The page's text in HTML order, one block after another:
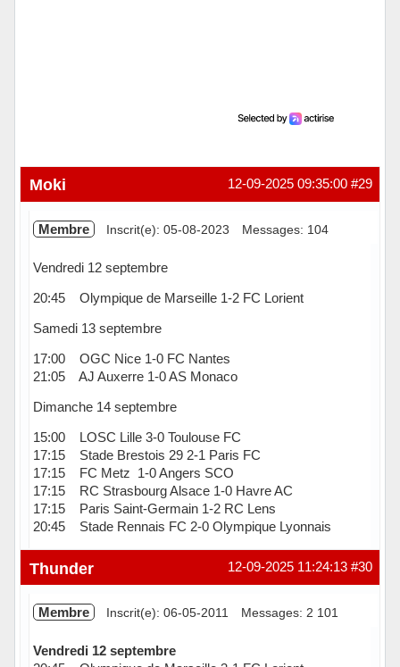
#29
12-09-2025 09:35:00
Moki
Membre Inscrit(e): 05-08-2023 Messages: 104
Vendredi 12 septembre
20:45 Olympique de Marseille 1-2 FC Lorient
Samedi 13 septembre
17:00 OGC Nice 1-0 FC Nantes
21:05 AJ Auxerre 1-0 AS Monaco
Dimanche 14 septembre
15:00 LOSC Lille 3-0 Toulouse FC
17:15 Stade Brestois 29 2-1 Paris FC
17:15 FC Metz 1-0 Angers SCO
17:15 RC Strasbourg Alsace 1-0 Havre AC
17:15 Paris Saint-Germain 1-2 RC Lens
20:45 Stade Rennais FC 2-0 Olympique Lyonnais
Hors ligne #30
12-09-2025 11:24:13
Thunder
Membre Inscrit(e): 06-05-2011 Messages: 2 101
Vendredi 12 septembre